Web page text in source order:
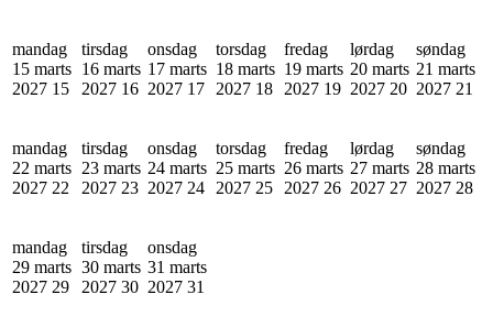
mandag
15 marts
2027 15
tirsdag
16 marts
2027 16
onsdag
17 marts
2027 17
torsdag
18 marts
2027 18
fredag
19 marts
2027 19
lørdag
20 marts
2027 20
søndag
21 marts
2027 21
mandag
22 marts
2027 22
tirsdag
23 marts
2027 23
onsdag
24 marts
2027 24
torsdag
25 marts
2027 25
fredag
26 marts
2027 26
lørdag
27 marts
2027 27
søndag
28 marts
2027 28
mandag
29 marts
2027 29
tirsdag
30 marts
2027 30
onsdag
31 marts
2027 31